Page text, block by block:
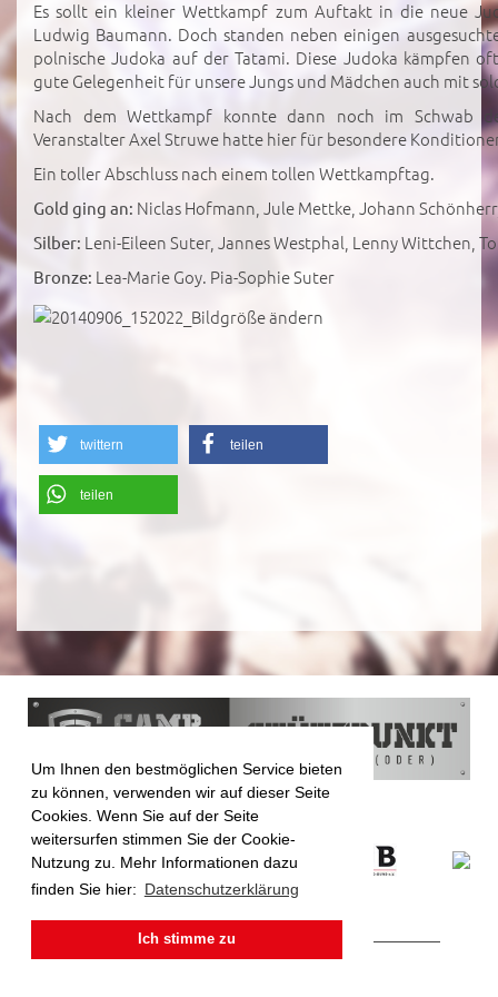
Um Ihnen den bestmöglichen Service bieten
zu können, verwenden wir auf dieser Seite
Cookies. Wenn Sie auf der Seite
weitersurfen stimmen Sie der Cookie-
Nutzung zu. Mehr Informationen dazu
finden Sie hier: Datenschutzerklärung
Ich stimme zu
Es sollt ein kleiner Wettkampf zum Auftakt in die neue
Ludwig Baumann. Doch standen neben einigen
polnische Judoka auf der Tatami. Diese Judoka kämpfen
gute Gelegenheit für unsere Jungs und Mädchen auch mit
Nach dem Wettkampf konnte dann noch im Schwab
Veranstalter Axel Struwe hatte hier für besondere
Ein toller Abschluss nach einem tollen Wettkampftag.
Gold ging an: Niclas Hofmann, Jule Mettke, Johann
Silber: Leni-Eileen Suter, Jannes Westphal, Lenny Wittchen,
Bronze: Lea-Marie Goy. Pia-Sophie Suter
twittern teilen
teilen